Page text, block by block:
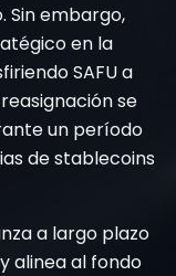
Sin embargo,
en la
SAFU a
se
un período
de stablecoins
a largo plazo
alinea al fondo